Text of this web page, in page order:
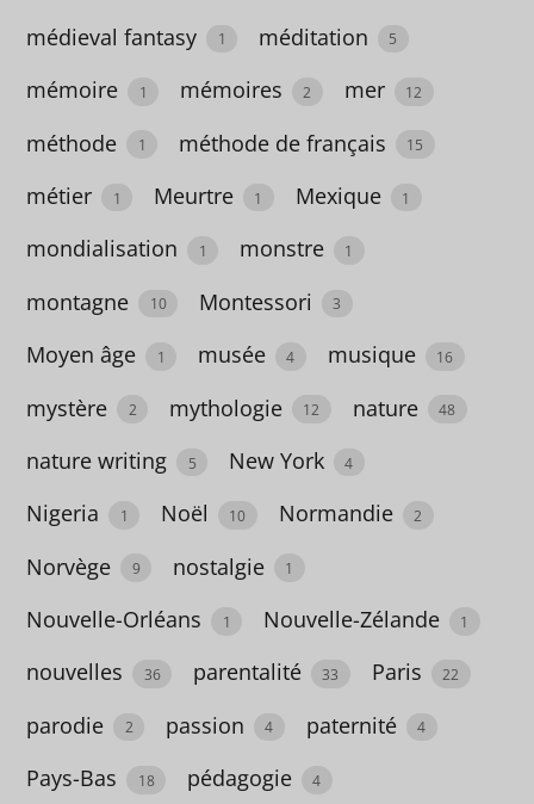
anthropologie
23
antiquité
5
apprentissage
Argentine
4
Arts
du
fil
médieval fantasy 1 méditation 5
mémoire 1 mémoires 2 mer 12
méthode 1 méthode de français 15
métier 1 Meurtre 1 Mexique 1
mondialisation 1 monstre 1
montagne 10 Montessori 3
Moyen âge 1 musée 4 musique 16
mystère 2 mythologie 12 nature 48
nature writing 5 New York 4
Nigeria 1 Noël 10 Normandie 2
Norvège 9 nostalgie 1
Nouvelle-Orléans 1 Nouvelle-Zélande 1
nouvelles 36 parentalité 33 Paris 22
parodie 2 passion 4 paternité 4
Pays-Bas 18 pédagogie 4